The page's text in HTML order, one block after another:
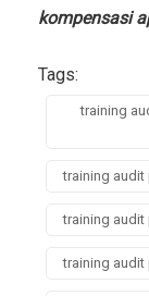
kompensasi
Tags:
training
training audit
training audit
training audit